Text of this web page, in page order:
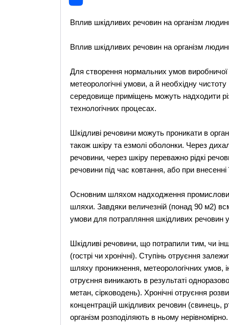
Вплив шкідливих речовин на організм
Вплив шкідливих речовин на організм
Для створення нормальних умов
метеорологічні умови, а й необхідну
середовище приміщень можуть надходити
технологічних процесах.
Шкідливі речовини можуть проникати в
також шкіру та езмолі оболонки. Через
речовини, через шкіру переважно рідкі
речовини під час ковтання, або при
Основним шляхом надходження
шляхи. Завдяки величезній (понад 90 м2)
умови для потрапляння шкідливих речовин
Шкідливі речовини, що потрапили тим, чи
(гострі чи хронічні). Ступінь отруєння
шляху проникнення, метеорологічних умов,
отруєння виникають в результаті
метан, сірководень). Хронічні отруєння
концентрацій шкідливих речовин (свинець,
організм розподіляють в ньому